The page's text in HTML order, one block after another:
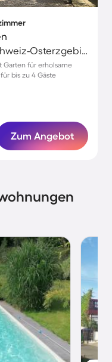
Bannewitz, Sächsische Schweiz-Osterzgebirge, Deutschland
Garten für erholsame
bis zu 4 Gäste
Zum Angebot